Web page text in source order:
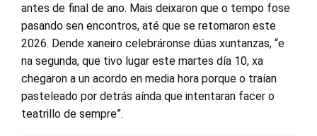
antes de final de ano. Mais deixaron que o tempo fose
pasando sen encontros, até que se retomaron este
2026. Dende xaneiro celebráronse dúas xuntanzas, “e
na segunda, que tivo lugar este martes día 10, xa
chegaron a un acordo en media hora porque o traían
pasteleado por detrás aínda que intentaran facer o
teatrillo de sempre”.